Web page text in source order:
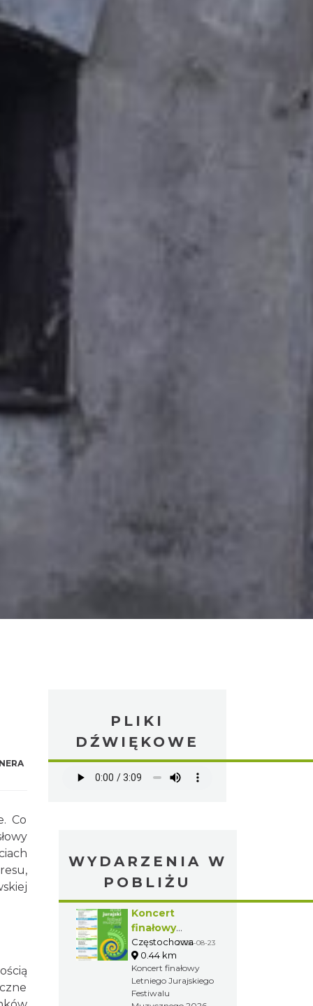
Co
PLIKI
DŹWIĘKOWE
WYDARZENIA W
POBLIŻU
Koncert
finałowy
Letniego
Jurajskiego
Festiwalu
Muzycznego
2026
Częstochowa2026-08-23
0.44 km
Koncert finałowy
Letniego Jurajskiego
Festiwalu